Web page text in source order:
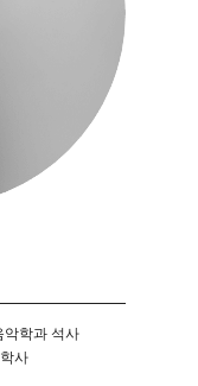
악학과 석사
사